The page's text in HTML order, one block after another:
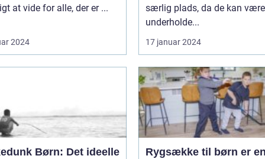
at vide for alle, der er ...
2024
særlig plads, da de kan
underholde...
17 januar 2024
Børn: Det ideelle
Rygsække til børn er